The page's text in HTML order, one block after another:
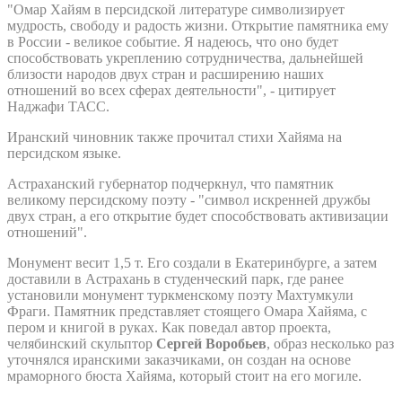
"Омар Хайям в персидской литературе символизирует
мудрость, свободу и радость жизни. Открытие памятника ему
в России - великое событие. Я надеюсь, что оно будет
способствовать укреплению сотрудничества, дальнейшей
близости народов двух стран и расширению наших
отношений во всех сферах деятельности", - цитирует
Наджафи ТАСС.
Иранский чиновник также прочитал стихи Хайяма на
персидском языке.
Астраханский губернатор подчеркнул, что памятник
великому персидскому поэту - "символ искренней дружбы
двух стран, а его открытие будет способствовать активизации
отношений".
Монумент весит 1,5 т. Его создали в Екатеринбурге, а затем
доставили в Астрахань в студенческий парк, где ранее
установили монумент туркменскому поэту Махтумкули
Фраги. Памятник представляет стоящего Омара Хайяма, с
пером и книгой в руках. Как поведал автор проекта,
челябинский скульптор Сергей Воробьев, образ несколько раз
уточнялся иранскими заказчиками, он создан на основе
мраморного бюста Хайяма, который стоит на его могиле.